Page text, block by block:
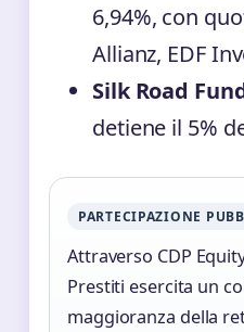
6,94%, con
Allianz, EDF
Silk Road
detiene il 5%
PARTECIPAZIONE
Attraverso CDP
Prestiti esercita un
maggioranza della